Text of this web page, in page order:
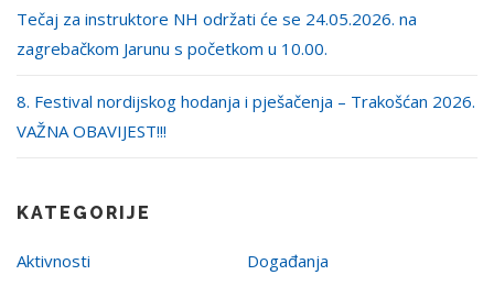
Tečaj za instruktore NH održati će se 24.05.2026. na
zagrebačkom Jarunu s početkom u 10.00.
8. Festival nordijskog hodanja i pješačenja – Trakošćan 2026.
VAŽNA OBAVIJEST!!!
KATEGORIJE
Aktivnosti
Događanja